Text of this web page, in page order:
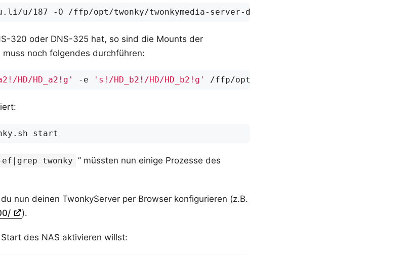
320 oder DNS-325 hat, so sind die Mounts der
noch folgendes durchführen:
HD/HD_a2!g' -e 's!/HD_b2!/HD/HD_b2!g'
twonky ” müssten nun einige Prozesse des
nun deinen TwonkyServer per Browser konfigurieren (z.B.
).
des NAS aktivieren willst: